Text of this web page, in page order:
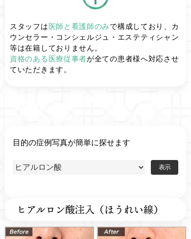
スタッフは医師と看護師のみで構成しており、カ
ウンセラー・コンシェルジュ・エステティシャン
等は在籍しておりません。
資格のある医療従事者が全ての患者様へ対応させ
ていただきます。
目的の症例写真が簡単に探せます
ヒアルロン酸注入（ほうれい線）